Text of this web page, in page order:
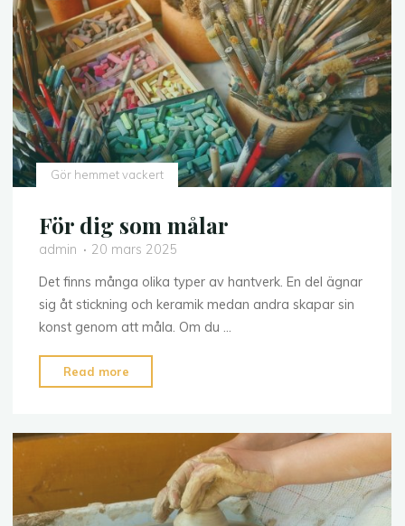
Gör hemmet vackert
För dig som målar
admin
20 mars 2025
Det finns många olika typer av hantverk. En del ägnar
sig åt stickning och keramik medan andra skapar sin
konst genom att måla. Om du …
Read more
dig
målar"